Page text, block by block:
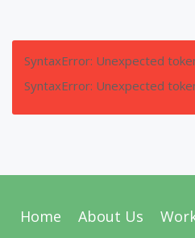
SyntaxError: Unexpected
SyntaxError: Unexpected
Home About Us